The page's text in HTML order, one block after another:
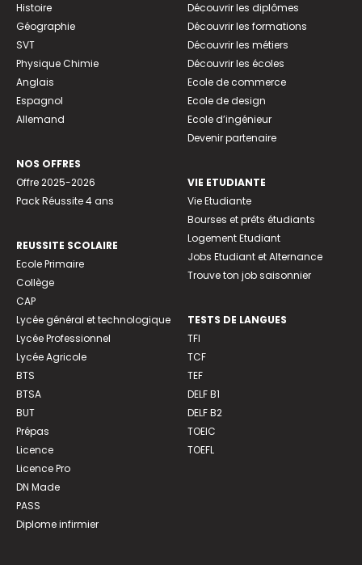
Histoire
Géographie
SVT
Physique Chimie
Anglais
Espagnol
Allemand
NOS OFFRES
Offre 2025-2026
Pack Réussite 4 ans
REUSSITE SCOLAIRE
Ecole Primaire
Collège
CAP
Lycée général et technologique
Lycée Professionnel
Lycée Agricole
BTS
BTSA
BUT
Prépas
Licence
Licence Pro
DN Made
PASS
Diplome infirmier
Découvrir les diplômes
Découvrir les formations
Découvrir les métiers
Découvrir les écoles
Ecole de commerce
Ecole de design
Ecole d’ingénieur
Devenir partenaire
VIE ETUDIANTE
Vie Etudiante
Bourses et prêts étudiants
Logement Etudiant
Jobs Etudiant et Alternance
Trouve ton job saisonnier
TESTS DE LANGUES
TFI
TCF
TEF
DELF B1
DELF B2
TOEIC
TOEFL